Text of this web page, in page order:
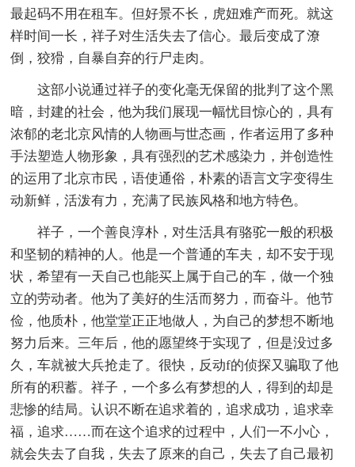
最起码不用在租车。但好景不长，虎妞难产而死。就这
样时间一长，祥子对生活失去了信心。最后变成了潦
倒，狡猾，自暴自弃的行尸走肉。
这部小说通过祥子的变化毫无保留的批判了这个黑
暗，封建的社会，他为我们展现一幅忧目惊心的，具有
浓郁的老北京风情的人物画与世态画，作者运用了多种
手法塑造人物形象，具有强烈的艺术感染力，并创造性
的运用了北京市民，语使通俗，朴素的语言文字变得生
动新鲜，活泼有力，充满了民族风格和地方特色。
祥子，一个善良淳朴，对生活具有骆驼一般的积极
和坚韧的精神的人。他是一个普通的车夫，却不安于现
状，希望有一天自己也能买上属于自己的车，做一个独
立的劳动者。他为了美好的生活而努力，而奋斗。他节
俭，他质朴，他堂堂正正地做人，为自己的梦想不断地
努力后来。三年后，他的愿望终于实现了，但是没过多
久，车就被大兵抢走了。很快，反动f的侦探又骗取了他
所有的积蓄。祥子，一个多么有梦想的人，得到的却是
悲惨的结局。认识不断在追求着的，追求成功，追求幸
福，追求……而在这个追求的过程中，人们一不小心，
就会失去了自我，失去了原来的自己，失去了自己最初